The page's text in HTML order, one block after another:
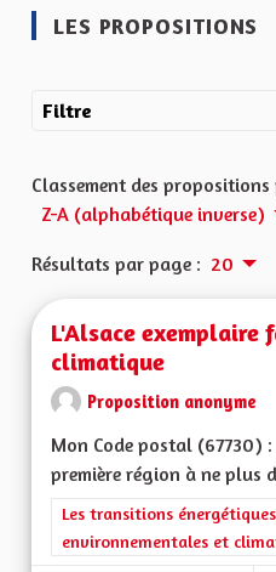
LES PROPOSITIONS
Filtre
Classement des propositions
Z-A (alphabétique inverse)
Résultats par page : 20
L'Alsace exemplaire
climatique
Proposition anonyme
Mon Code postal (67730)
première région à ne plus
Filtrer les résultats de la
Les transitions
environnementales et